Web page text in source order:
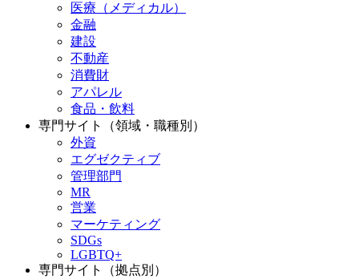
医療（メディカル）
金融
建設
不動産
消費財
アパレル
食品・飲料
専門サイト（領域・職種別）
外資
エグゼクティブ
管理部門
MR
営業
マーケティング
SDGs
LGBTQ+
専門サイト（拠点別）